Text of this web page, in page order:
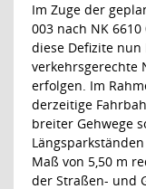
Im Zuge der
003 nach NK 6610
diese Defizite
verkehrsgerechte
erfolgen. Im
derzeitige
breiter Gehwege
Maß von 5,50 m
der Straßen- und